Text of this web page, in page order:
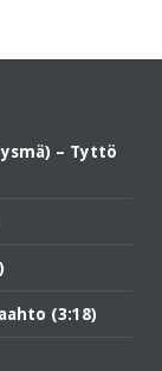
– Tyttö
(3:18)